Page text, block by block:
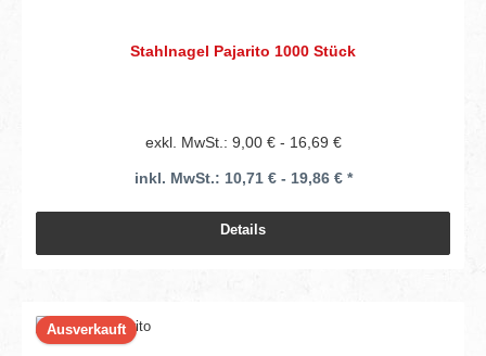
Stahlnagel Pajarito 1000 Stück
exkl. MwSt.: 9,00 € - 16,69 €
inkl. MwSt.: 10,71 € - 19,86 € *
Details
Ausverkauft